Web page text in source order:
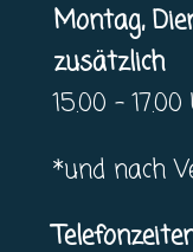
Montag,
zusätzlich
15.00 –
*und nach